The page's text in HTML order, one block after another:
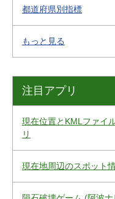
都道府県別指標
もっと見る
注目アプリ
現在位置とKMLファイ
リ
現在地周辺のスポット